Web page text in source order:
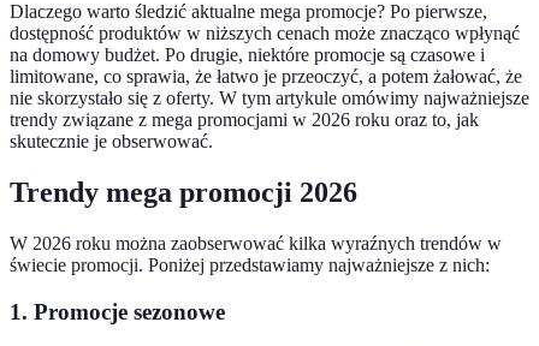
Dlaczego warto śledzić aktualne mega promocje? Po pierwsze,
dostępność produktów w niższych cenach może znacząco wpłynąć
na domowy budżet. Po drugie, niektóre promocje są czasowe i
limitowane, co sprawia, że łatwo je przeoczyć, a potem żałować, że
nie skorzystało się z oferty. W tym artykule omówimy najważniejsze
trendy związane z mega promocjami w 2026 roku oraz to, jak
skutecznie je obserwować.
Trendy mega promocji 2026
W 2026 roku można zaobserwować kilka wyraźnych trendów w
świecie promocji. Poniżej przedstawiamy najważniejsze z nich:
1. Promocje sezonowe